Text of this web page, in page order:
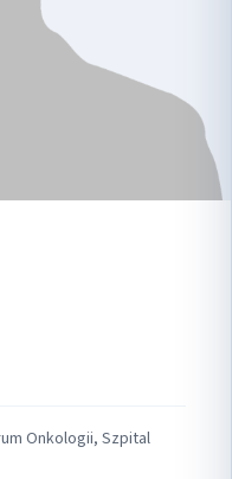
Onkologii, Szpital